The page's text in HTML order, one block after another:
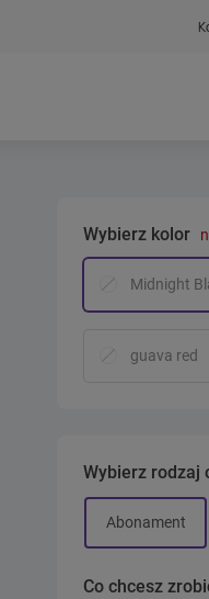
Wybierz kolor
Midnight
guava red
Wybierz rodzaj
Abonament
Co chcesz